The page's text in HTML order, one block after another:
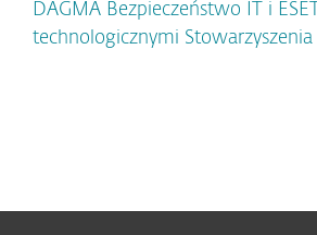
DAGMA Bezpieczeństwo IT i
technologicznymi